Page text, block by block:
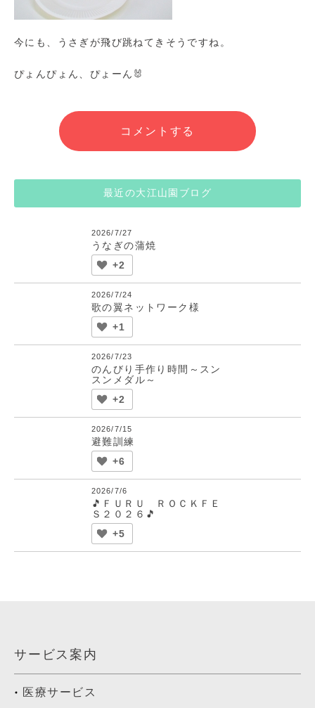
今にも、うさぎが飛び跳ねてきそうですね。
ぴょんぴょん、ぴょーん🐰
コメントする
最近の大江山園ブログ
2026/7/27
うなぎの蒲焼
+2
2026/7/24
歌の翼ネットワーク様
+1
2026/7/23
のんびり手作り時間～スン
スンメダル～
+2
2026/7/15
避難訓練
+6
2026/7/6
🎵ＦＵＲＵ ＲＯＣＫＦＥ
Ｓ２０２６🎵
+5
サービス案内
医療サービス